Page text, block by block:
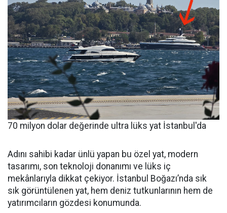
70 milyon dolar değerinde ultra lüks yat İstanbul'da
Adını sahibi kadar ünlü yapan bu özel yat, modern
tasarımı, son teknoloji donanımı ve lüks iç
mekânlarıyla dikkat çekiyor. İstanbul Boğazı’nda sık
sık görüntülenen yat, hem deniz tutkunlarının hem de
yatırımcıların gözdesi konumunda.